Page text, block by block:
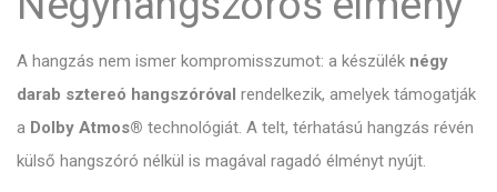
A hangzás nem ismer kompromisszumot: a készülék négy
darab sztereó hangszóróval rendelkezik, amelyek támogatják
a Dolby Atmos® technológiát. A telt, térhatású hangzás révén
külső hangszóró nélkül is magával ragadó élményt nyújt.